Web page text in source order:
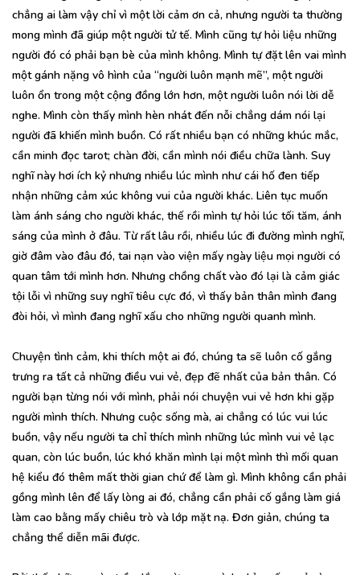
chẳng ai làm vậy chỉ vì một lời cảm ơn cả, nhưng người ta thường
mong mình đã giúp một người tử tế. Mình cũng tự hỏi liệu những
người đó có phải bạn bè của mình không. Mình tự đặt lên vai mình
một gánh nặng vô hình của “người luôn mạnh mẽ”, một người
luôn ổn trong một cộng đồng lớn hơn, một người luôn nói lời dễ
nghe. Mình còn thấy mình hèn nhát đến nỗi chẳng dám nói lại
người đã khiến mình buồn. Có rất nhiều bạn có những khúc mắc,
cần minh đọc tarot; chàn đời, cần mình nói điều chữa lành. Suy
nghĩ này hơi ích kỷ nhưng nhiều lúc mình như cái hố đen tiếp
nhận những cảm xúc không vui của người khác. Liên tục muốn
làm ánh sáng cho người khác, thế rồi mình tự hỏi lúc tối tăm, ánh
sáng của mình ở đâu. Từ rất lâu rồi, nhiều lúc đi đường mình nghĩ,
giờ đâm vào đâu đó, tai nạn vào viện mấy ngày liệu mọi người có
quan tâm tới mình hơn. Nhưng chồng chất vào đó lại là cảm giác
tội lỗi vì những suy nghĩ tiêu cực đó, vì thấy bản thân mình đang
đòi hỏi, vì mình đang nghĩ xấu cho những người quanh mình.
Chuyện tình cảm, khi thích một ai đó, chúng ta sẽ luôn cố gắng
trưng ra tất cả những điều vui vẻ, đẹp đẽ nhất của bản thân. Có
người bạn từng nói với mình, phải nói chuyện vui vẻ hơn khi gặp
người mình thích. Nhưng cuộc sống mà, ai chẳng có lúc vui lúc
buồn, vậy nếu người ta chỉ thích mình những lúc mình vui vẻ lạc
quan, còn lúc buồn, lúc khó khăn mình lại một mình thì mối quan
hệ kiểu đó thêm mất thời gian chứ để làm gì. Mình không cần phải
gồng mình lên để lấy lòng ai đó, chẳng cần phải cố gắng làm giá
làm cao bằng mấy chiêu trò và lớp mặt nạ. Đơn giản, chúng ta
chẳng thể diễn mãi được.